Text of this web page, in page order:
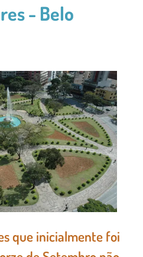
- Belo
que inicialmente foi